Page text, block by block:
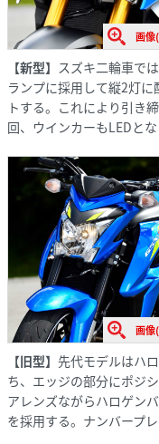
画像
【新型】 スズキ二輪車で
ランプに採用して縦2灯
トする。これにより引き
回、ウインカーもLEDと
画像
【旧型】 先代モデルはハ
ち、エッジの部分にポジ
アレンズながらハロゲン
を採用する。ナンバープ